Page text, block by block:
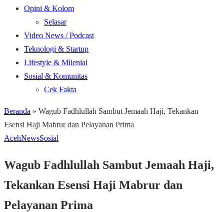
Opini & Kolom
Selasar
Video News / Podcast
Teknologi & Startup
Lifestyle & Milenial
Sosial & Komunitas
Cek Fakta
Beranda » Wagub Fadhlullah Sambut Jemaah Haji, Tekankan
Esensi Haji Mabrur dan Pelayanan Prima
AcehNewsSosial
Wagub Fadhlullah Sambut Jemaah Haji,
Tekankan Esensi Haji Mabrur dan
Pelayanan Prima